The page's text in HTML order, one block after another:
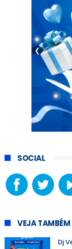
❮
SOCIAL
VEJA TAMBÉM
Dj